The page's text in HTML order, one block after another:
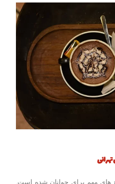
های مهم برای جوانان شده است.